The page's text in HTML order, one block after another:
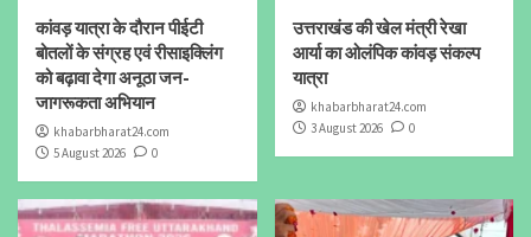
कांवड़ यात्रा के दौरान पीईटी
बोतलों के संग्रह एवं रीसाइक्लिंग
को बढ़ावा देगा अनूठा जन-
जागरूकता अभियान
khabarbharat24.com
5 August 2026
0
उत्तराखंड की खेल मंत्री रेखा
आर्या का ओलंपिक कांवड़ संकल्प
यात्रा
khabarbharat24.com
3 August 2026
0